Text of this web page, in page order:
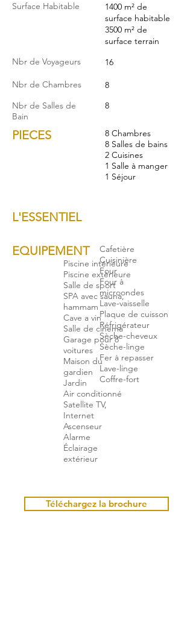
Surface Habitable
1400 m² de
surface habitable
3500 m² de
surface terrain
Nbr de Voyageurs
16
Nbr de Chambres
8
Nbr de Salles de
Bain
8
PIECES
8 Chambres
8 Salles de bains
2 Cuisines
1 Salle à manger
1 Séjour
L'ESSENTIEL
Cafetière
Cuisinière
Four
Four à
microondes
Lave-vaisselle
Plaque de cuisson
Réfrigérateur
Sèche-cheveux
Sèche-linge
​Fer à repasser
Lave-linge
Coffre-fort
Piscine intérieure
Piscine extérieure
Salle de sport
SPA avec sauna,
hammam
Cave a vin
Salle de cinema
Garage pour 8
voitures
Maison du
gardien
Jardin
Air conditionné
Satellite TV,
Internet
Ascenseur
Alarme
Éclairage
extérieur
EQUIPEMENT
Téléchargez la brochure